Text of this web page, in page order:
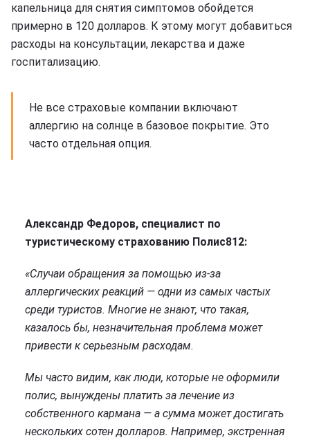
капельница для снятия симптомов обойдется
примерно в 120 долларов. К этому могут добавиться
расходы на консультации, лекарства и даже
госпитализацию.
Не все страховые компании включают
аллергию на солнце в базовое покрытие. Это
часто отдельная опция.
Александр Федоров, специалист по
туристическому страхованию Полис812:
«Случаи обращения за помощью из-за
аллергических реакций — одни из самых частых
среди туристов. Многие не знают, что такая,
казалось бы, незначительная проблема может
привести к серьезным расходам.
Мы часто видим, как люди, которые не оформили
полис, вынуждены платить за лечение из
собственного кармана — а сумма может достигать
нескольких сотен долларов. Например, экстренная